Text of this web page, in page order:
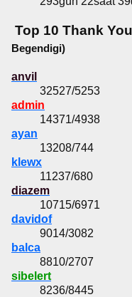
Top 10 Thank
Begendigi)
anvil
32527/5253
admin
14371/4938
ayan
13208/744
klewx
11237/680
diazem
10715/6971
davidof
9014/3082
balca
8810/2707
sibelert
8236/8445